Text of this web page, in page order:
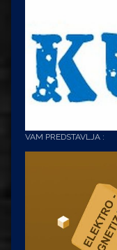
VAM PREDSTAVLJA :